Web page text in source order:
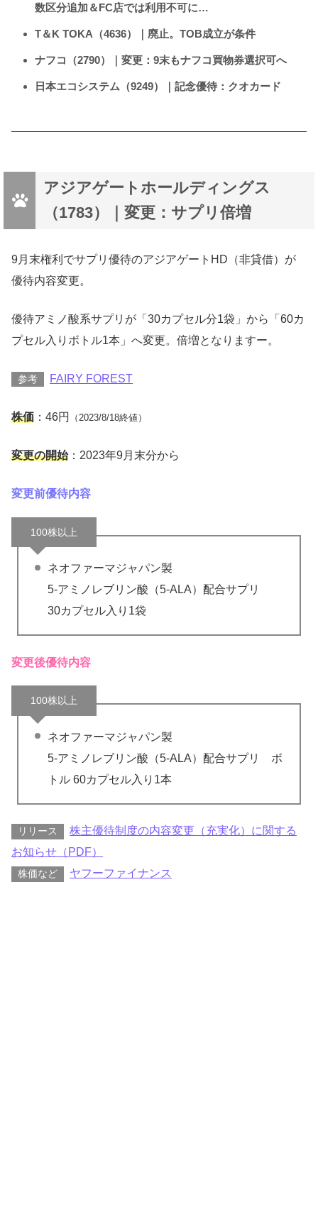
数区分追加＆FC店では利用不可に…
T＆K TOKA（4636）｜廃止。TOB成立が条件
ナフコ（2790）｜変更：9末もナフコ買物券選択可へ
日本エコシステム（9249）｜記念優待：クオカード
アジアゲートホールディングス
（1783）｜変更：サプリ倍増
9月末権利でサプリ優待のアジアゲートHD（非貸借）が
優待内容変更。
優待アミノ酸系サプリが「30カプセル分1袋」から「60カ
プセル入りボトル1本」へ変更。倍増となりますー。
参考 FAIRY FOREST
株価 ：46円 （2023/8/18終値）
変更の開始：2023年9月末分から
変更前優待内容
100株以上
ネオファーマジャパン製
5-アミノレブリン酸（5-ALA）配合サプリ
30カプセル入り1袋
変更後優待内容
100株以上
ネオファーマジャパン製
5-アミノレブリン酸（5-ALA）配合サプリ ボ
トル 60カプセル入り1本
リリース
株主優待制度の内容変更（充実化）に関する
お知らせ（PDF）
株価など ヤフーファイナンス